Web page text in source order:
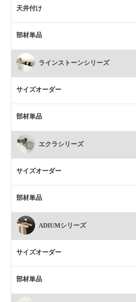
天井付け
部材単品
ラインストーンシリーズ
サイズオーダー
部材単品
エクラシリーズ
サイズオーダー
部材単品
ADIUMシリーズ
サイズオーダー
部材単品